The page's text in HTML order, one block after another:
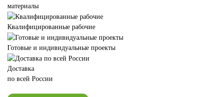
материалы
Квалифицированные рабочие
Готовые и индивидуальные проекты
Доставка
по всей России